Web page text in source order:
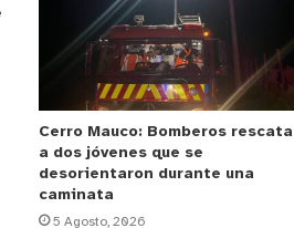
Cerro Mauco: Bomberos rescata
a dos jóvenes que se
desorientaron durante una
caminata
5 Agosto, 2026